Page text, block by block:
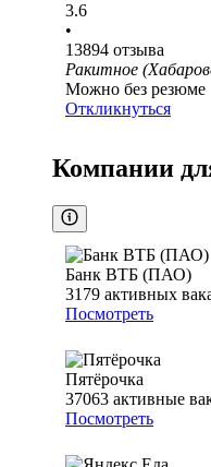
3.6
•
13894 отзыва
Ракитное
Можно без резюме
Откликнуться
Компании
Банк ВТБ (ПАО)
3179 активных
Посмотреть
Пятёрочка
37063 активные
Посмотреть